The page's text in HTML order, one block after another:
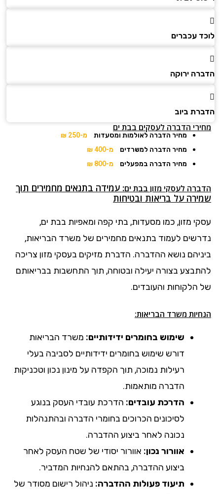
לוכד עכברים
הדברה ירוקה
הדברת ביוב
מחירי הדברה לעסקים בבת ים
מחיר הדברה לאולמות ומסעדות
מ-250 ₪
מחיר הדברה למשרדים
מ-400 ₪
מחיר הדברה במפעלים
מ-800 ₪
הדברה לעסקי מזון בבת ים: עמידה בתנאים מחמירים תוך
שמירה על בריאות ובטיחות
עסקי מזון, כמו מסעדות, בתי קפה ומאפיות בבת ים,
נדרשים לעמוד בתנאים מחמירים של משרד הבריאות,
ביניהם נושא ההדברה. הדברת מזיקים בעסקי מזון צריכה
להתבצע בצורה יעילה ובטוחה, תוך התחשבות בבריאותם
של הלקוחות והעובדים.
הנחיות משרד הבריאות:
שימוש בחומרים ידידותיים: משרד הבריאות
דורש שימוש בחומרים ידידותיים לסביבה בעלי
רעילות נמוכה, תוך הקפדה על מינון נכון וטכניקות
הדברה מותאמות.
הדרכת עובדים: הדרכת עובדי העסק בנוגע
לסיכונים הכרוכים בחומרי הדברה ובהתנהלות
נכונה לאחר ביצוע ההדברה.
אוורור נכון: אוורור יסודי של שטח העסק לאחר
ביצוע ההדברה, בהתאם להנחיות המדביר.
תיעוד פעולות ההדברה: ניהול רישום מסודר של